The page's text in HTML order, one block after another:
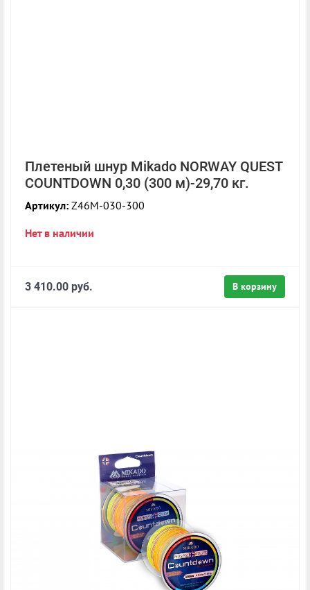
Плетеный шнур Mikado NORWAY QUEST
COUNTDOWN 0,30 (300 м)-29,70 кг.
Артикул: Z46M-030-300
Нет в наличии
В корзину
3 410.00 руб.